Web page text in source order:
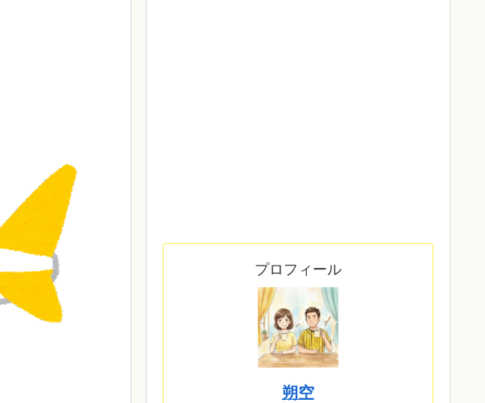
プロフィール
朔空